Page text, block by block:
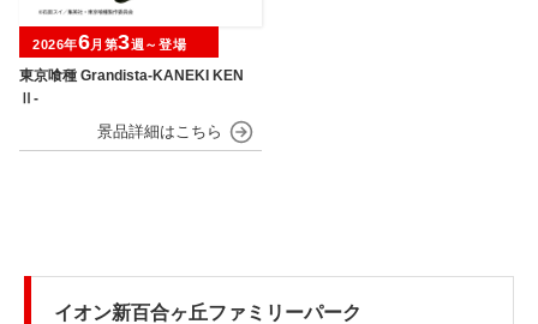
東京喰種 Grandista-KANEKI KEN
Ⅱ-
2026年6月第3週～登場
イオン新百合ヶ丘ファミリーパーク